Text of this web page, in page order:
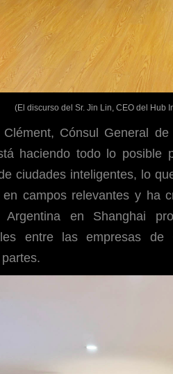
(El discurso del Sr. Jin Lin, CEO del Hub
Cónsul General
haciendo todo lo posible
ciudades inteligentes, lo
campos relevantes y ha
Argentina en Shanghai
entre las empresas